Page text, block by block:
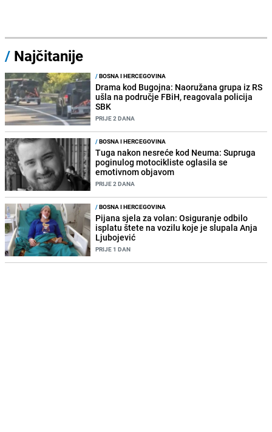
/ Najčitanije
/BOSNA I HERCEGOVINA
Drama kod Bugojna: Naoružana grupa iz RS
ušla na područje FBiH, reagovala policija
SBK
PRIJE 2 DANA
/BOSNA I HERCEGOVINA
Tuga nakon nesreće kod Neuma: Supruga
poginulog motocikliste oglasila se
emotivnom objavom
PRIJE 2 DANA
/BOSNA I HERCEGOVINA
Pijana sjela za volan: Osiguranje odbilo
isplatu štete na vozilu koje je slupala Anja
Ljubojević
PRIJE 1 DAN